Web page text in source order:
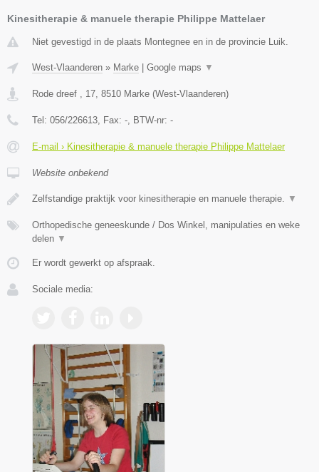
Kinesitherapie & manuele therapie Philippe Mattelaer
Niet gevestigd in de plaats Montegnee en in de provincie Luik.
West-Vlaanderen » Marke | Google maps ▼
Rode dreef , 17 8510 Marke (West-Vlaanderen)
Tel: 056/226613 , Fax: - , BTW-nr: -
E-mail › Kinesitherapie & manuele therapie Philippe Mattelaer
Website onbekend
Zelfstandige praktijk voor kinesitherapie en manuele therapie. ▼
Orthopedische geneeskunde / Dos Winkel, manipulaties en weke
delen ▼
Er wordt gewerkt op afspraak.
Sociale media: